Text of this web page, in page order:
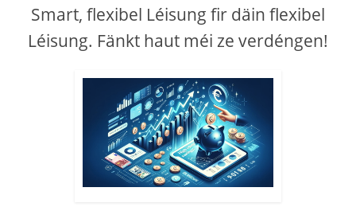
Smart, flexibel Léisung fir däin flexibel
Léisung. Fänkt haut méi ze verdéngen!